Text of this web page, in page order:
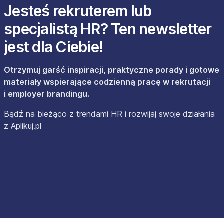
Jesteś rekruterem lub
specjalistą HR? Ten newsletter
jest dla Ciebie!
Otrzymuj garść inspiracji, praktyczne porady i gotowe
materiały wspierające codzienną pracę w rekrutacji
i employer brandingu.
Bądź na bieżąco z trendami HR i rozwijaj swoje działania
z Aplikuj.pl